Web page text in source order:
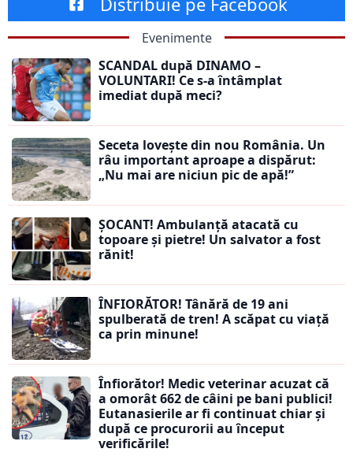
Evenimente
SCANDAL după DINAMO –
VOLUNTARI! Ce s-a întâmplat
imediat după meci?
Seceta lovește din nou România. Un
râu important aproape a dispărut:
„Nu mai are niciun pic de apă!”
ȘOCANT! Ambulanță atacată cu
topoare și pietre! Un salvator a fost
rănit!
ÎNFIORĂTOR! Tânără de 19 ani
spulberată de tren! A scăpat cu viață
ca prin minune!
Înfiorător! Medic veterinar acuzat că
a omorât 662 de câini pe bani publici!
Eutanasierile ar fi continuat chiar și
după ce procurorii au început
verificările!